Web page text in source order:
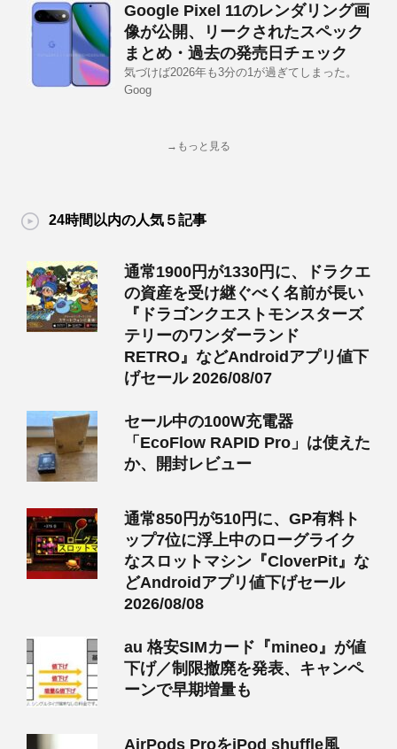
Google Pixel 11のレンダリング画
像が公開、リークされたスペック
まとめ・過去の発売日チェック
気づけば2026年も3分の1が過ぎてしまった。
Goog
→もっと見る
24時間以内の人気５記事
通常1900円が1330円に、ドラクエ
の資産を受け継ぐべく名前が長い
『ドラゴンクエストモンスターズ
テリーのワンダーランド
RETRO』などAndroidアプリ値下
げセール 2026/08/07
セール中の100W充電器
「EcoFlow RAPID Pro」は使えた
か、開封レビュー
通常850円が510円に、GP有料ト
ップ7位に浮上中のローグライク
なスロットマシン『CloverPit』な
どAndroidアプリ値下げセール
2026/08/08
au 格安SIMカード『mineo』が値
下げ／制限撤廃を発表、キャンペ
ーンで早期増量も
AirPods ProをiPod shuffle風